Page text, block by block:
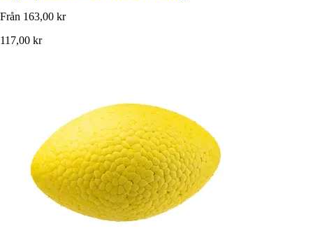
Från 163,00 kr
117,00 kr